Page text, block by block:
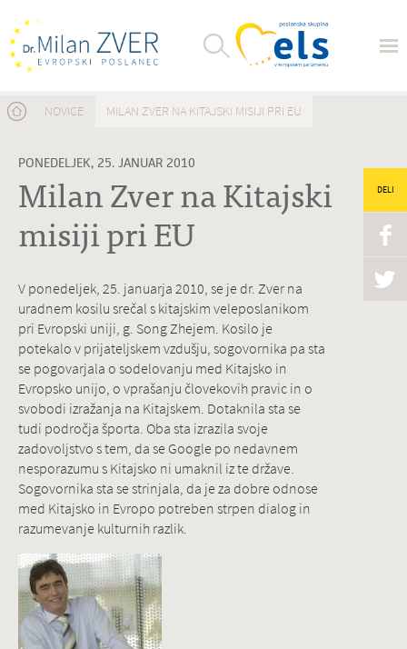
Nahajate se tukaj
NOVICE MILAN ZVER NA KITAJSKI MISIJI PRI EU
PONEDELJEK, 25. JANUAR 2010
Milan Zver na Kitajski
misiji pri EU
DELI
V ponedeljek, 25. januarja 2010, se je dr. Zver na
uradnem kosilu srečal s kitajskim veleposlanikom
pri Evropski uniji, g. Song Zhejem. Kosilo je
potekalo v prijateljskem vzdušju, sogovornika pa sta
se pogovarjala o sodelovanju med Kitajsko in
Evropsko unijo, o vprašanju človekovih pravic in o
svobodi izražanja na Kitajskem. Dotaknila sta se
tudi področja športa. Oba sta izrazila svoje
zadovoljstvo s tem, da se Google po nedavnem
nesporazumu s Kitajsko ni umaknil iz te države.
Sogovornika sta se strinjala, da je za dobre odnose
med Kitajsko in Evropo potreben strpen dialog in
razumevanje kulturnih razlik.